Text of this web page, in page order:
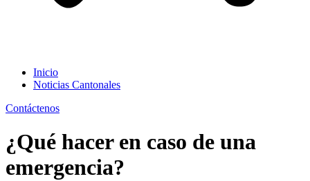
Inicio
Noticias Cantonales
Contáctenos
¿Qué hacer en caso de una
emergencia?